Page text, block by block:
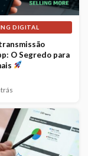
DIGITAL
O Segredo para